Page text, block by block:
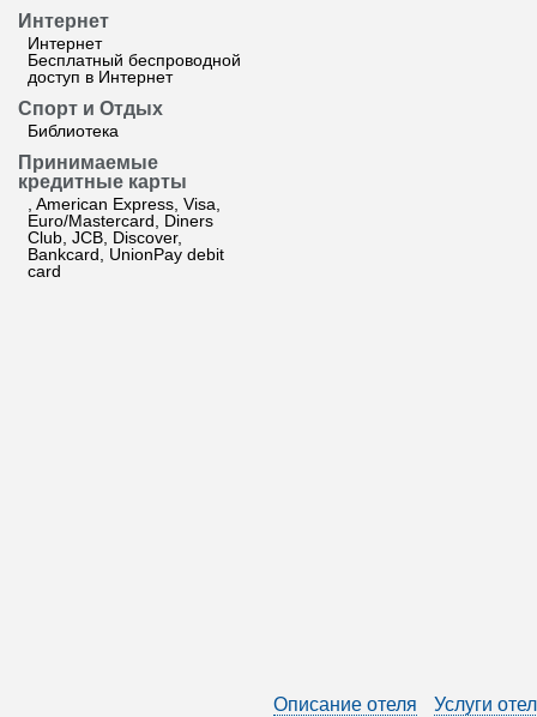
Интернет
Интернет
Бесплатный беспроводной
доступ в Интернет
Спорт и Отдых
Библиотека
Принимаемые
кредитные карты
, American Express, Visa,
Euro/Mastercard, Diners
Club, JCB, Discover,
Bankcard, UnionPay debit
card
Описание отеля Услуги